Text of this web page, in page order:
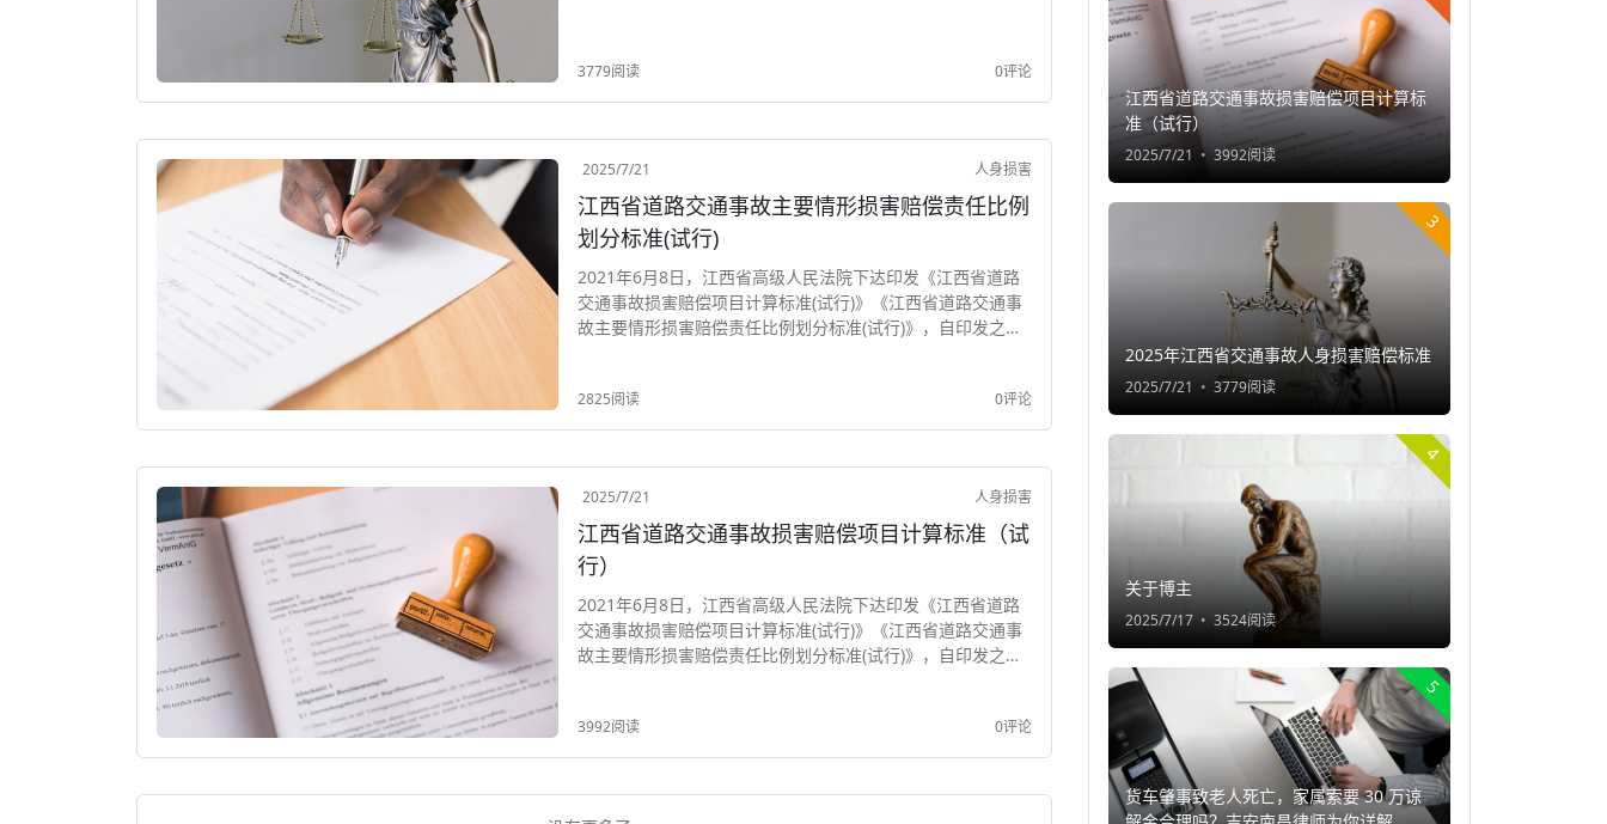
3779阅读 0评论
2025/7/21 人身损害
江西省道路交通事故主要情形损害赔偿责任比例
划分标准(试行)
2021年6月8日，江西省高级人民法院下达印发《江西省道路
交通事故损害赔偿项目计算标准(试行)》《江西省道路交通事
故主要情形损害赔偿责任比例划分标准(试行)》，自印发之日
2825阅读 0评论
2025/7/21 人身损害
江西省道路交通事故损害赔偿项目计算标准（试
行）
2021年6月8日，江西省高级人民法院下达印发《江西省道路
交通事故损害赔偿项目计算标准(试行)》《江西省道路交通事
故主要情形损害赔偿责任比例划分标准(试行)》，自印发之日
3992阅读 0评论
江西省道路交通事故损害赔偿项目计算标
准（试行）
2025/7/21 3992阅读
3
2025年江西省交通事故人身损害赔偿标准
2025/7/21 3779阅读
4
关于博主
2025/7/17 3524阅读
5
货车肇事致老人死亡，家属索要 30 万谅